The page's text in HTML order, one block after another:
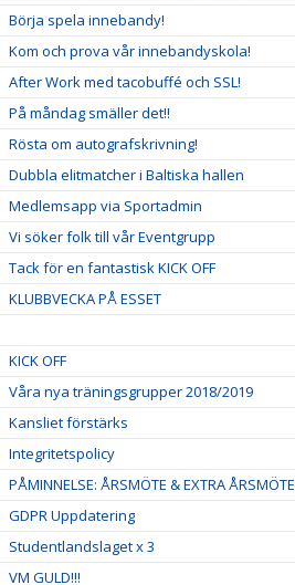
Börja spela innebandy!
Kom och prova vår innebandyskola!
After Work med tacobuffé och SSL!
På måndag smäller det!!
Rösta om autografskrivning!
Dubbla elitmatcher i Baltiska hallen
Medlemsapp via Sportadmin
Vi söker folk till vår Eventgrupp
Tack för en fantastisk KICK OFF
KLUBBVECKA PÅ ESSET
KICK OFF
Våra nya träningsgrupper 2018/2019
Kansliet förstärks
Integritetspolicy
PÅMINNELSE: ÅRSMÖTE & EXTRA ÅRSMÖTE
GDPR Uppdatering
Studentlandslaget x 3
VM GULD!!!